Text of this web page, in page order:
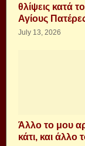
θλίψεις κατά
Αγίους
July 13, 2026
Άλλο το μου
κάτι, και